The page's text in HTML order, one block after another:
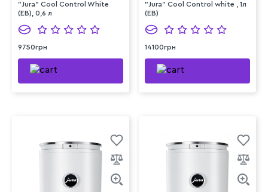
"Jura" Cool Control White
(EB), 0,6 л
9750грн
"Jura" Cool Control white , 1л
(ЕB)
14100грн